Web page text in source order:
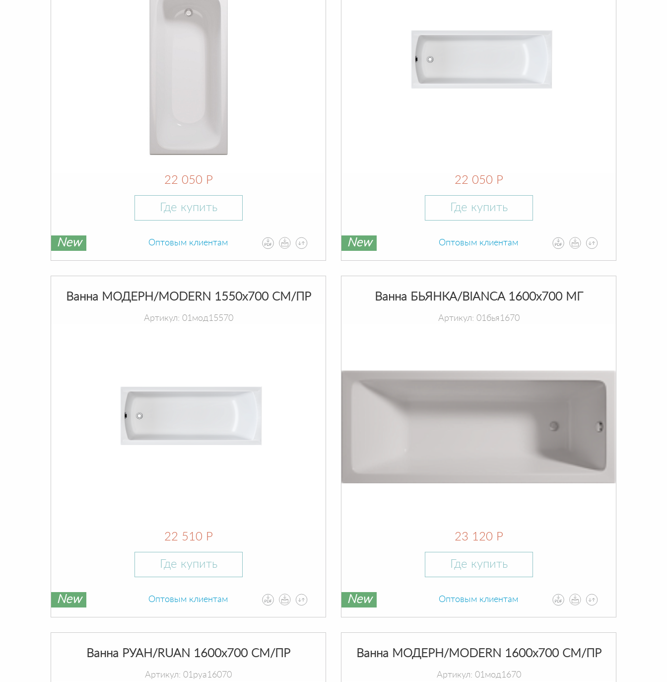
22 050 Р
Где купить
New Оптовым клиентам
22 050 Р
Где купить
New Оптовым клиентам
Ванна МОДЕРН/MODERN 1550х700 СМ/ПР
Артикул: 01мод15570
22 510 Р
Где купить
New Оптовым клиентам
Ванна БЬЯНКА/BIANCA 1600х700 МГ
Артикул: 01бья1670
23 120 Р
Где купить
New Оптовым клиентам
Ванна РУАН/RUAN 1600х700 СМ/ПР
Артикул: 01руа16070
Ванна МОДЕРН/MODERN 1600х700 СМ/ПР
Артикул: 01мод1670